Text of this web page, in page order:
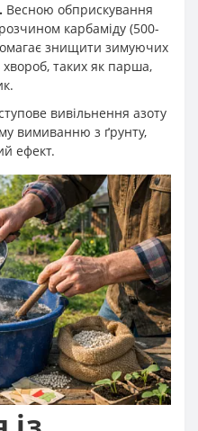
Весною обприскування
карбаміду (500-
знищити зимуючих
хвороб, таких як парша,
.
вивільнення азоту
вимиванню з ґрунту,
ефект.